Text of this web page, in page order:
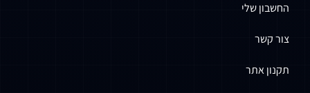
החשבון שלי
צור קשר
תקנון אתר